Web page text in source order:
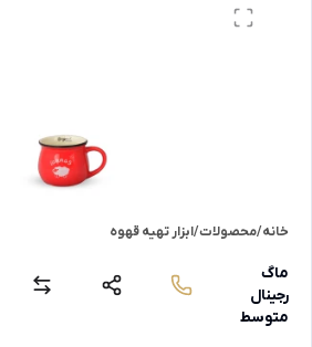
خانه/محصولات/ابزار تهیه قهوه
ماگ
رجینال
متوسط